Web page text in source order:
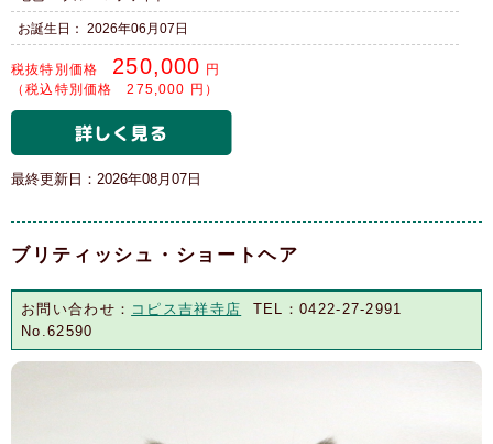
お誕生日： 2026年06月07日
税抜特別価格 250,000 円
（税込特別価格 275,000 円）
最終更新日：2026年08月07日
ブリティッシュ・ショートヘア
お問い合わせ： コピス吉祥寺店 TEL：0422-27-2991
No.62590